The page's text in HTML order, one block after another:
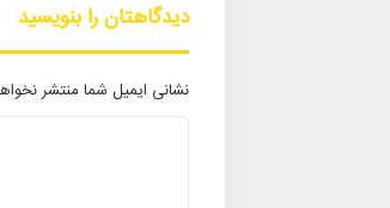
دیدگاهتان را بنویسید
نشانی ایمیل شما منتشر